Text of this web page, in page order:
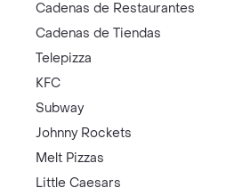
Cadenas de Restaurantes
Cadenas de Tiendas
Telepizza
KFC
Subway
Johnny Rockets
Melt Pizzas
Little Caesars